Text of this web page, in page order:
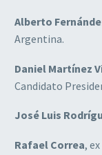
Alberto
Argentina.
Daniel Martínez
Candidato
José Luis
Rafael Correa,